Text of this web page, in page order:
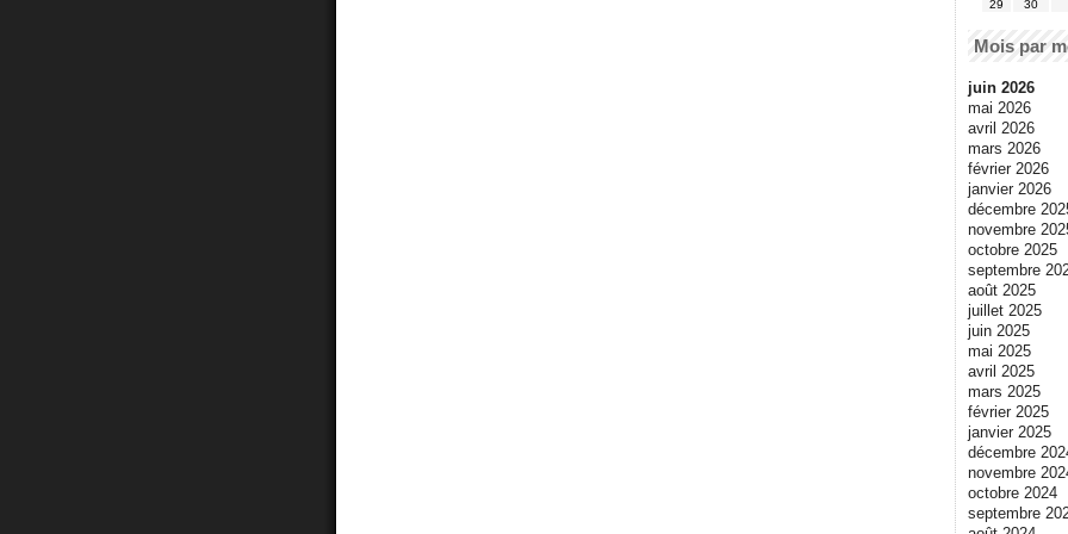
29
30
Mois par
juin 2026
mai 2026
avril 2026
mars 2026
février 2026
janvier 2026
décembre
novembre
octobre 2025
septembre
août 2025
juillet 2025
juin 2025
mai 2025
avril 2025
mars 2025
février 2025
janvier 2025
décembre
novembre
octobre 2024
septembre